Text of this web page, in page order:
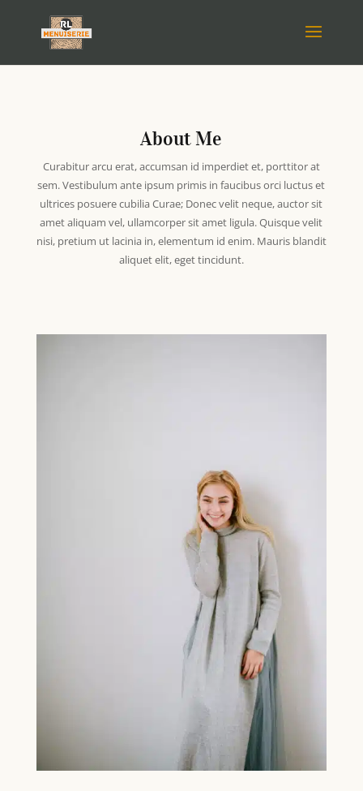
About Me
Curabitur arcu erat, accumsan id imperdiet et, porttitor at
sem. Vestibulum ante ipsum primis in faucibus orci luctus et
ultrices posuere cubilia Curae; Donec velit neque, auctor sit
amet aliquam vel, ullamcorper sit amet ligula. Quisque velit
nisi, pretium ut lacinia in, elementum id enim. Mauris blandit
aliquet elit, eget tincidunt.